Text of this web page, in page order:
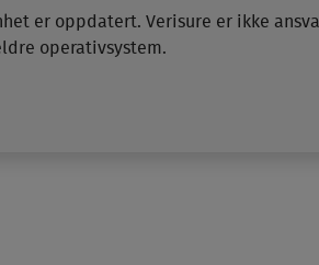
er oppdatert. Verisure er ikke
operativsystem.